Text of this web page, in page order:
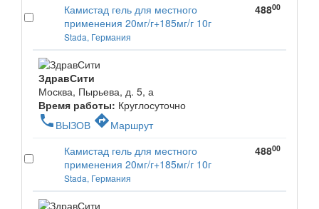
Камистад гель для местного
применения 20мг/г+185мг/г 10г
Stada, Германия
48800
ЗдравСити
Москва, Пырьева, д. 5, а
Время работы: Круглосуточно
phone ВЫЗОВ directionsМаршрут
Камистад гель для местного
применения 20мг/г+185мг/г 10г
Stada, Германия
48800